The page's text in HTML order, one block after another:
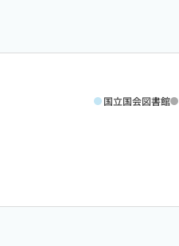
国立国会図書館